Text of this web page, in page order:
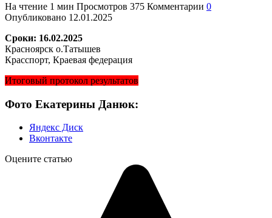
На чтение 1 мин Просмотров 375 Комментарии 0
Опубликовано 12.01.2025
Сроки: 16.02.2025
Красноярск о.Татышев
Красспорт, Краевая федерация
Итоговый протокол результатов
Фото Екатерины Данюк:
Яндекс Диск
Вконтакте
Оцените статью